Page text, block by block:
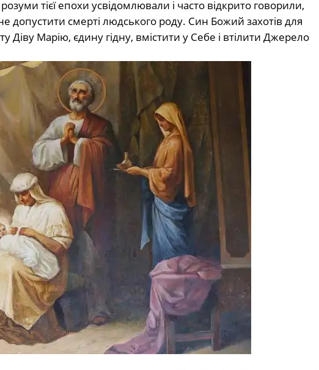
тієї епохи усвідомлювали і часто відкрито говорили,
допустити смерті людського роду. Син Божий захотів для
Марію, єдину гідну, вмістити у Себе і втілити Джерело